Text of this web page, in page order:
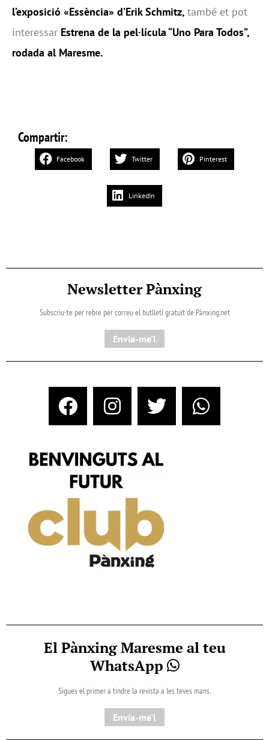
l’exposició «Essència» d’Erik Schmitz, també et pot
interessar Estrena de la pel·lícula “Uno Para Todos”,
rodada al Maresme.
Compartir:
Facebook Twitter Pinterest
LinkedIn
Newsletter Pànxing
Subscriu-te per rebre per correu el butlletí gratuït de Pànxing.net​
Envia-me'l
El Pànxing Maresme al teu
WhatsApp
Sigues el primer a tindre la revista a les teves mans.
Envia-me'l